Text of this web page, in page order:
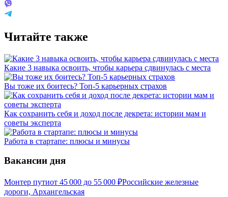
Читайте также
Какие 3 навыка освоить, чтобы карьера сдвинулась с места
Вы тоже их боитесь? Топ-5 карьерных страхов
Как сохранить себя и доход после декрета: истории мам и
советы эксперта
Работа в стартапе: плюсы и минусы
Вакансии дня
Монтер путиот 45 000 до 55 000 ₽Российские железные
дороги, Архангельская